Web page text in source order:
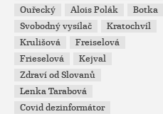
Ouřecký
Alois Polák
Botka
Svobodný vysílač
Kratochvíl
Krulišová
Freiselová
Frieselová
Kejval
Zdraví od Slovanů
Lenka Tarabová
Covid dezinformátor